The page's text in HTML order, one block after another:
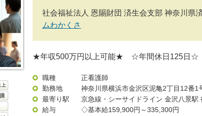
社会福祉法人 恩賜財団 済生会支部 神奈川県
ムわかくさ
★年収500万円以上可能★ ☆年間休日125日☆
職種
正看護師
勤務地
神奈川県横浜市金沢区泥亀2丁目12番1
最寄り駅
京急線・シーサイドライン 金沢八景駅
給与
◇基本給159,900円～335,300円